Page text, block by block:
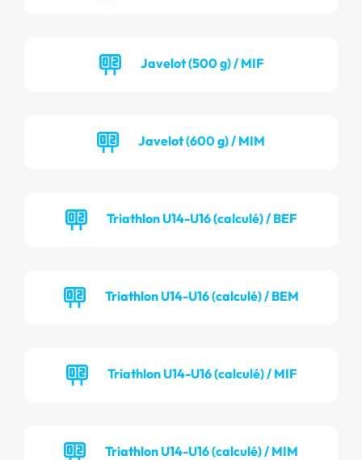
Javelot (500 g) / MIF
Javelot (600 g) / MIM
Triathlon U14-U16 (calculé) / BEF
Triathlon U14-U16 (calculé) / BEM
Triathlon U14-U16 (calculé) / MIF
Triathlon U14-U16 (calculé) / MIM